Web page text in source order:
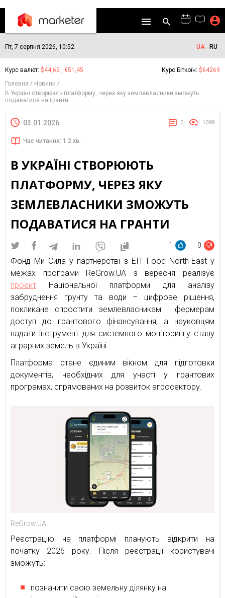
Пт, 7 серпня 2026, 10:52 UA RU
Курс валют: $44,65 , €51,45 Курс Біткоїн: $64269
Головна
Новини
В Україні створюють платформу, через яку землевласники зможуть
подаватися на гранти
03.01.2026 0 1098
Час читання: 1.2 хв.
В УКРАЇНІ СТВОРЮЮТЬ
ПЛАТФОРМУ, ЧЕРЕЗ ЯКУ
ЗЕМЛЕВЛАСНИКИ ЗМОЖУТЬ
ПОДАВАТИСЯ НА ГРАНТИ
1 0
Фонд Ми Сила у партнерстві з EIT Food North-East у
межах програми ReGrow.UA з вересня реалізує
проєкт Національної платформи для аналізу
забруднення ґрунту та води – цифрове рішення,
покликане спростити землевласникам і фермерам
доступ до грантового фінансування, а науковцям
надати інструмент для системного моніторингу стану
аграрних земель в Україні.
Платформа стане єдиним вікном для підготовки
документів, необхідних для участі у грантових
програмах, спрямованих на розвиток агросектору.
ReGrow.UA
Реєстрацію на платформі планують відкрити на
початку 2026 року. Після реєстрації користувачі
зможуть:
позначити свою земельну ділянку на